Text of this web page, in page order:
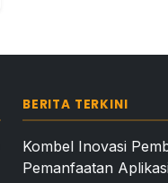
BERITA TERKINI
Kombel Inovasi
Pemanfaatan